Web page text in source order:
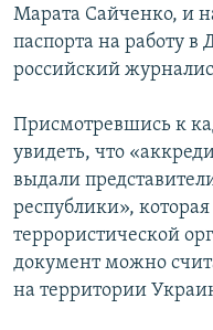
Марата Сайченко, и
паспорта на работу в
российский
Присмотревшись к
увидеть, что
выдали
республики»,
террористической
документ можно
на территории